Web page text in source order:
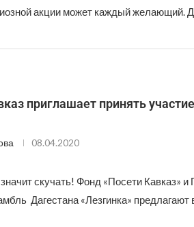
акции может каждый желающий.
приглашает принять
08.04.2020
скучать! Фонд «Посети Кавказ» и
Дагестана «Лезгинка» предлагают